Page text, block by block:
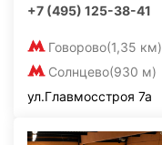
+7 (495) 125-38-41
Говорово(1,35 км)
Солнцево(930 м)
ул.Главмосстроя 7а